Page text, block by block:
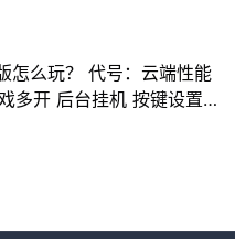
怎么玩？ 代号：云端性能
多开 后台挂机 按键设置